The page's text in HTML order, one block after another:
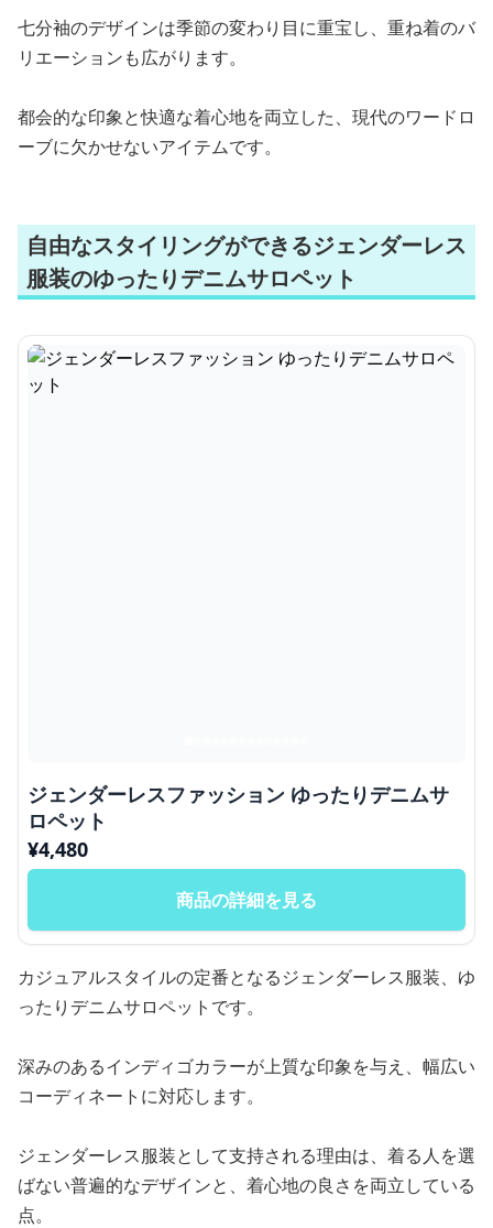
七分袖のデザインは季節の変わり目に重宝し、重ね着のバ
リエーションも広がります。
都会的な印象と快適な着心地を両立した、現代のワードロ
ーブに欠かせないアイテムです。
自由なスタイリングができるジェンダーレス
服装のゆったりデニムサロペット
ジェンダーレスファッション ゆったりデニムサ
ロペット
¥4,480
商品の詳細を見る
カジュアルスタイルの定番となるジェンダーレス服装、ゆ
ったりデニムサロペットです。
深みのあるインディゴカラーが上質な印象を与え、幅広い
コーディネートに対応します。
ジェンダーレス服装として支持される理由は、着る人を選
ばない普遍的なデザインと、着心地の良さを両立している
点。